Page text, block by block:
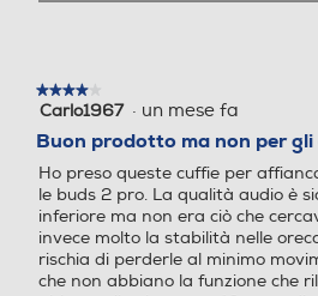
4
su
stelle.
Carlo1967
Buon prodotto ma non per gli
Ho preso queste cuffie per
le buds 2 pro. La qualità audio è
inferiore ma non era ciò che
invece molto la stabilità nelle
rischia di perderle al minimo
che non abbiano la funzione che
abbassa il volume per 10 secondi.